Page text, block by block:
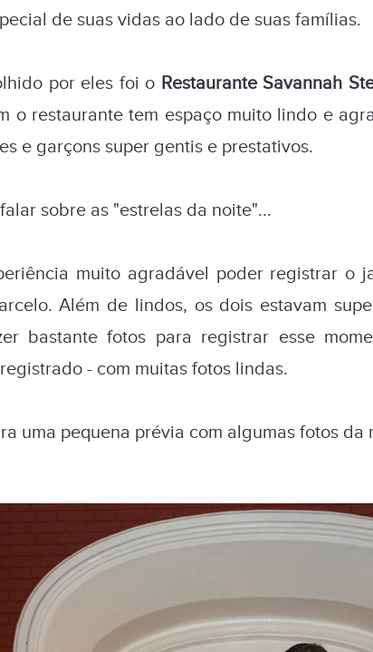
de suas vidas ao lado de suas famílias.
por eles foi o Restaurante Savannah
o restaurante tem espaço muito lindo e
e garçons super gentis e prestativos.
sobre as "estrelas da noite"...
muito agradável poder registrar o
Além de lindos, os dois estavam
bastante fotos para registrar esse
- com muitas fotos lindas.
uma pequena prévia com algumas fotos da